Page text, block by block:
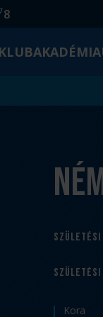
2014
Bajnoki cím
Kupa
8
KLUBAKADÉMIA
SZÜLETÉSI
SZÜLETÉSI
Kora